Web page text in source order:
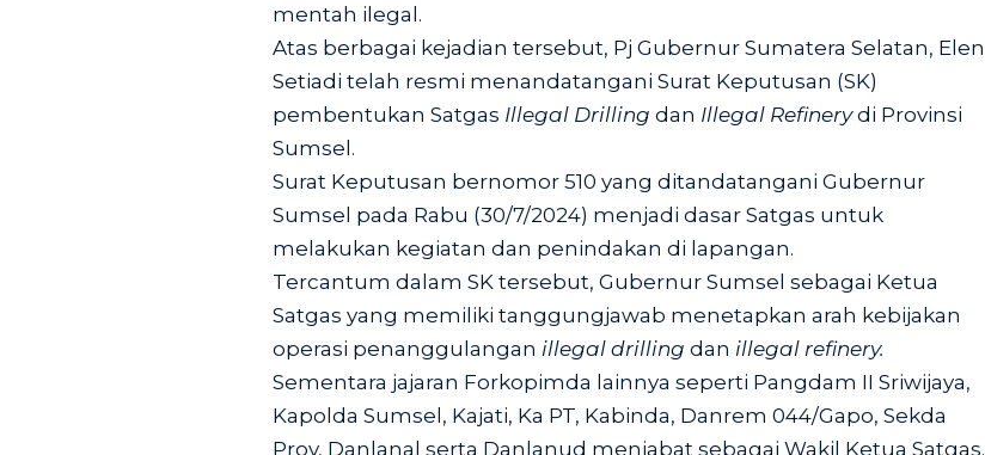
mentah ilegal.
Atas berbagai kejadian tersebut, Pj Gubernur Sumatera Selatan, Elen
Setiadi telah resmi menandatangani Surat Keputusan (SK)
pembentukan Satgas Illegal Drilling dan Illegal Refinerydi Provinsi
Sumsel.
Surat Keputusan bernomor 510 yang ditandatangani Gubernur
Sumsel pada Rabu (30/7/2024) menjadi dasar Satgas untuk
melakukan kegiatan dan penindakan di lapangan.
Tercantum dalam SK tersebut, Gubernur Sumsel sebagai Ketua
Satgas yang memiliki tanggungjawab menetapkan arah kebijakan
operasi penanggulangan illegal drilling dan illegal refinery.
Sementara jajaran Forkopimda lainnya seperti Pangdam II Sriwijaya,
Kapolda Sumsel, Kajati, Ka PT, Kabinda, Danrem 044/Gapo, Sekda
Prov, Danlanal serta Danlanud menjabat sebagai Wakil Ketua Satgas.